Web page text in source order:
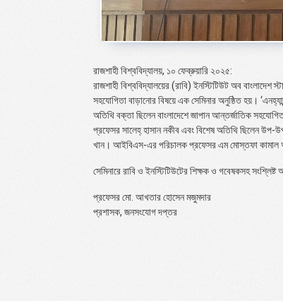
রাজশাহী বিশ্ববিদ্যালয়, ১০ ফেব্রুয়ারি ২০২৫:
রাজশাহী বিশ্ববিদ্যালয়ের (রাবি) ইনস্টিটিউট অব বাংলাদেশ
সহযোগিতা বাড়ানোর বিষয়ে এক সেমিনার অনুষ্ঠিত হয়।
অতিথি বক্তা ছিলেন বাংলাদেশে জাপান আন্তর্জাতিক
প্রফেসর সালেহ্ হাসান নকীব এবং বিশেষ অতিথি ছিলেন উপ-
খান। আইবিএস-এর পরিচালক প্রফেসর এম মোস্তফা কামাল
সেমিনারে রাবি ও ইনস্টিটিউটের শিক্ষক ও গবেষকসহ
প্রফেসর মো. আখতার হোসেন মজুমদার
প্রশাসক, জনসংযোগ দপ্তর